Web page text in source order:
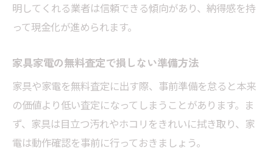
明してくれる業者は信頼できる傾向があり、納得感を持
って現金化が進められます。
家具家電の無料査定で損しない準備方法
家具や家電を無料査定に出す際、事前準備を怠ると本来
の価値より低い査定になってしまうことがあります。ま
ず、家具は目立つ汚れやホコリをきれいに拭き取り、家
電は動作確認を事前に行っておきましょう。